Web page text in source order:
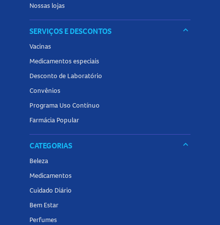
Conheça outros produtos relacionados a
cuidados com o seu bebê!
Nossas lojas
SERVIÇOS E DESCONTOS keyboard_arrow_down
Vacinas
Medicamentos especiais
Desconto de Laboratório
Convênios
Programa Uso Contínuo
Farmácia Popular
CATEGORIAS keyboard_arrow_down
Beleza
Medicamentos
Cuidado Diário
Bem Estar
Perfumes